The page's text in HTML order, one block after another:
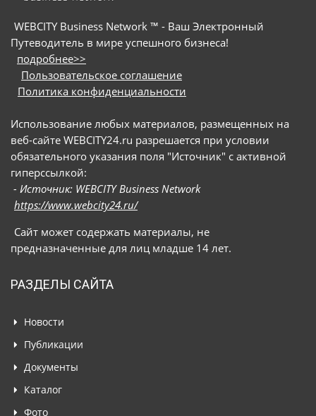
WEBCITY Business Network ™ - Ваш Электронный
Путеводитель в мире успешного бизнеса!
подробнее>>
Пользовательское соглашение
Политика конфиденциальности
Использование любых материалов, размещенных на
веб-сайте WEBCITY24.ru разрешается при условии
обязательного указания поля "Источник" с активной
гиперссылкой:
- Источник: WEBCITY Business Network
https://www.webcity24.ru/
Сайт может содержать материалы, не
предназначенные для лиц младше 14 лет.
РАЗДЕЛЫ САЙТА
Новости
Публикации
Документы
Каталог
Фото